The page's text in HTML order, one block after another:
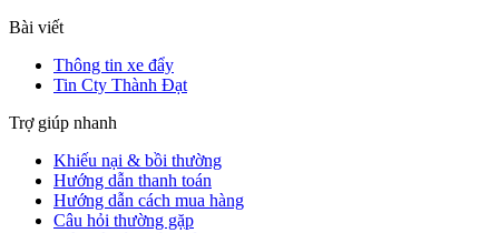
Bài viết
Thông tin xe đẩy
Tin Cty Thành Đạt
Trợ giúp nhanh
Khiếu nại & bồi thường
Hướng dẫn thanh toán
Hướng dẫn cách mua hàng
Câu hỏi thường gặp